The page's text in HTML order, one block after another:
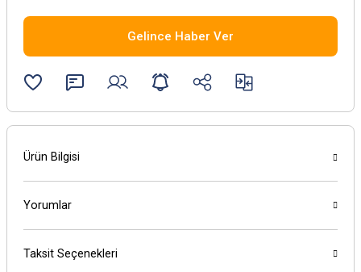
Gelince Haber Ver
Ürün Bilgisi
Yorumlar
Taksit Seçenekleri